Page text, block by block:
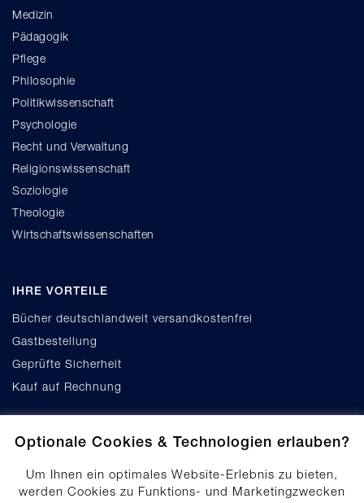
Optionale Cookies & Technologien erlauben?
Um Ihnen ein optimales Website-Erlebnis zu bieten,
werden Cookies zu Funktions- und Marketingzwecken
Medizin
Pädagogik
Pflege
Philosophie
Politikwissenschaft
Psychologie
Recht und Verwaltung
Religionswissenschaft
Soziologie
Theologie
Wirtschaftswissenschaften
IHRE VORTEILE
Bücher deutschlandweit versandkostenfrei
Gastbestellung
Geprüfte Sicherheit
Kauf auf Rechnung